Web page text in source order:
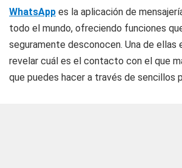
WhatsApp es la aplicación de
todo el mundo, ofreciendo funciones
seguramente desconocen. Una de ellas
revelar cuál es el contacto con el que
que puedes hacer a través de sencillos